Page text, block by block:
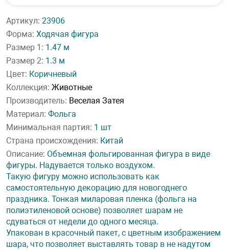
Артикул: 23906
Форма: Ходячая фигура
Размер 1: 1.47 м
Размер 2: 1.3 м
Цвет: Коричневый
Коллекция: Животные
Производитель: Веселая Затея
Материал: Фольга
Минимальная партия: 1 шт
Страна происхождения: Китай
Описание: Объемная фольгированная фигура в виде
фигуры. Надувается только воздухом.
Такую фигуру можно использовать как
самостоятельную декорацию для новогоднего
праздника. Тонкая миларовая пленка (фольга на
полиэтиленовой основе) позволяет шарам не
сдуваться от недели до одного месяца.
Упакован в красочный пакет, с цветным изображением
шара, что позволяет выставлять товар в не надутом